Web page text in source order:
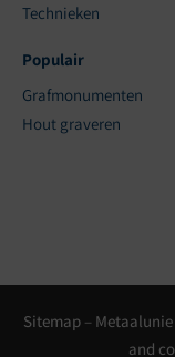
Technieken
Populair
Grafmonumenten
Hout graveren
Sitemap–
and